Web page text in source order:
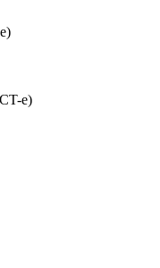
e)